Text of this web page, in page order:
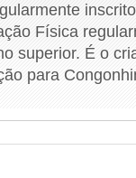
Física
superior. É o
para